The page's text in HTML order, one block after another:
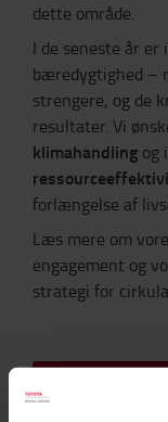
dette område.
I de seneste år
bæredygtighed –
strengere, og de
resultater. Vi
klimahandling og
forlængelse af
Læs mere om
engagement og
strategi for